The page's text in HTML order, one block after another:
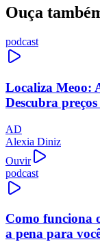
Ouça
podcast
Localiza Meoo:
Descubra
AD
Alexia Diniz
Ouvir
podcast
Como funciona
a pena para